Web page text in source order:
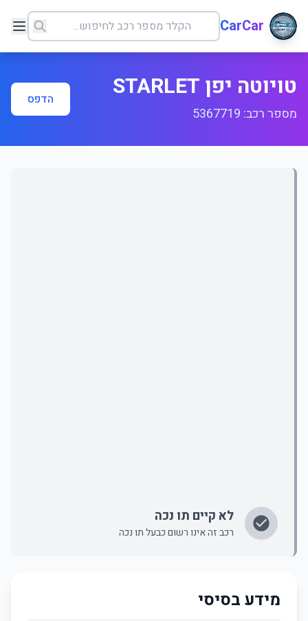
CarCar
טויוטה יפן STARLET
מספר רכב: 5367719
הדפס
לא קיים תו נכה
רכב זה אינו רשום כבעל תו נכה
מידע בסיסי